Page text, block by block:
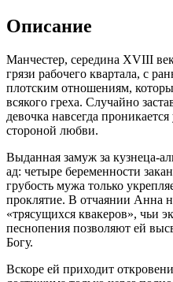
Описание
Манчестер, середина XVIII
грязи рабочего квартала, с
плотским отношениям,
всякого греха. Случайно
девочка навсегда
стороной любви.
Выданная замуж за кузнеца-
ад: четыре беременности
грубость мужа только
проклятие. В отчаянии Анна
«трясущихся квакеров», чьи
песнопения позволяют ей
Богу.
Вскоре ей приходит